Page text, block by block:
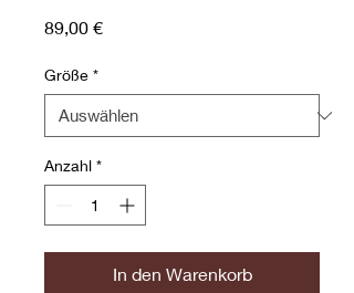
89,00 €Preis
Größe *
Anzahl *
In den Warenkorb